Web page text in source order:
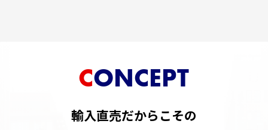
CONCEPT
輸入直売だからこその